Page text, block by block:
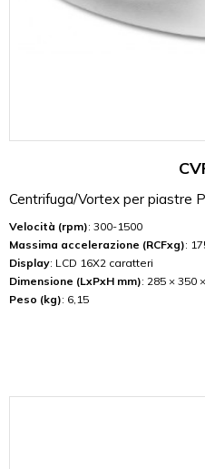
Centrifuga/Vortex per piastre
Velocità (rpm): 300-1500
Massima accelerazione (RCFxg):
Display: LCD 16X2 caratteri
Dimensione (LxPxH mm): 285 × 350
Peso (kg): 6,15